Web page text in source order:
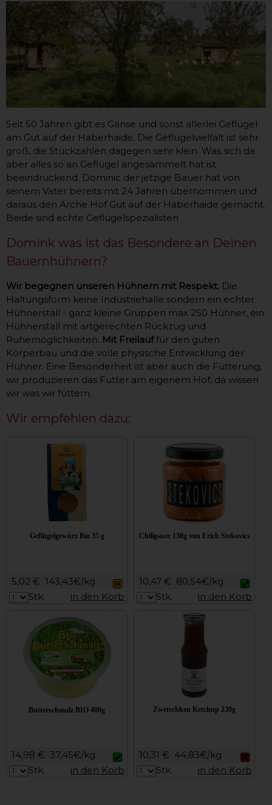
Seit 50 Jahren gibt es Gänse und sonst allerlei Geflügel
am Gut auf der Haberhaide. Die Geflügelvielfalt ist sehr
groß, die Stückzahlen dagegen sehr klein. Was sich da
aber alles so an Geflügel angesammelt hat ist
beeindruckend. Dominic der jetzige Bauer hat von
seinem Vater bereits mit 24 Jahren übernommen und
daraus den Arche Hof Gut auf der Haberhaide gemacht.
Beide sind echte Geflügelspezialisten
Domink was ist das Besondere an Deinen
Bauernhühnern?
Wir begegnen unseren Hühnern mit Respekt. Die
Haltungsform keine Industriehalle sondern ein echter
Hühnerstall - ganz kleine Gruppen max 250 Hühner, ein
Hühnerstall mit artgerechten Rückzug und
Ruhemöglichkeiten. Mit Freilauffür den guten
Körperbau und die volle physische Entwicklung der
Hühner. Eine Besonderheit ist aber auch die Fütterung,
wir produzieren das Futter am eigenem Hof, da wissen
wir was wir füttern.
Wir empfehlen dazu:
Geflügelgewürz Bio 35 g
5,02 € 143,43€/kg
Stk.
in den Korb
Chilipaste 130g von Erich Stekovics
10,47 € 80,54€/kg
Stk.
in den Korb
Butterschmalz BIO 400g
14,98 € 37,45€/kg
Stk.
in den Korb
Zwetschken Ketchup 230g
10,31 € 44,83€/kg
Stk.
in den Korb